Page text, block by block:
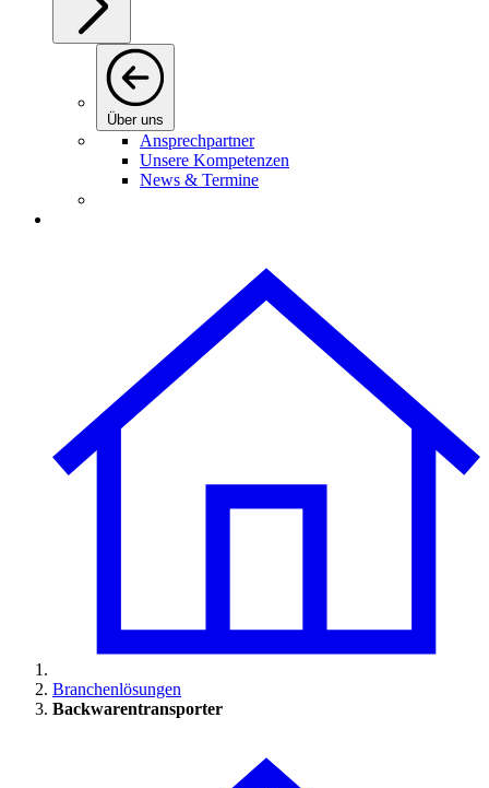
Über uns
Ansprechpartner
Unsere Kompetenzen
News & Termine
Branchenlösungen
Backwarentransporter